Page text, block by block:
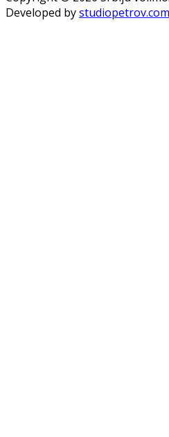
Developed bystudiopetrov.com